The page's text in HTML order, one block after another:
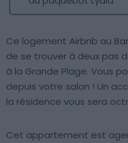
Ce logement Airbnb au
de se trouver à deux pas
à la Grande Plage. Vous
depuis votre salon ! Un
la résidence vous sera
Cet appartement est